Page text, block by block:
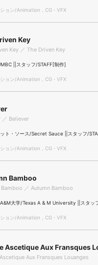
ョン/Animation，CG・VFX
Key
Key ／ The Driven Key
||スタッフ/STAFF[制作]
ョン/Animation，CG・VFX
／ Believer
ト・ソース/Secret Sauce ||スタッフ/
ョン/Animation，CG・VFX
Bamboo
／ Autumn Bamboo
大学/Texas A & M University ||スタッ
ョン/Animation，CG・VFX
Ascetique Aux Fransques
Aux Fransques Louanges